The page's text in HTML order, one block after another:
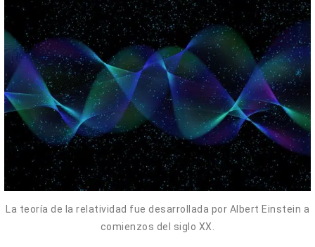
La teoría de la relatividad fue desarrollada por Albert Einstein a
comienzos del siglo XX.